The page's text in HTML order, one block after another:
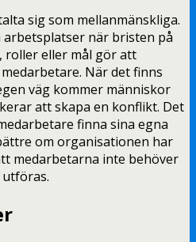
sig som mellanmänskliga.
arbetsplatser när bristen på
eller mål gör att
När det finns
väg kommer människor
att skapa en konflikt. Det
finna sina egna
om organisationen har
medarbetarna inte behöver